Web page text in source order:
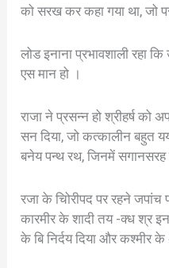
को सरख कर कहा गया था, जो
लोड इनाना प्रभावशाली रहा
एस मान हो ।
राजा ने प्रसन्न हो श्रीहर्ष को
सन दिया, जो कत्कालीन बहुत
बनेय पन्थ रथ, जिनमें सगानसरह
रजा के चिोरीपद पर रहने जपांच
कारमीर के शादी तय -क्ध श्र
के बि निर्दय दिया और कश्मीर के